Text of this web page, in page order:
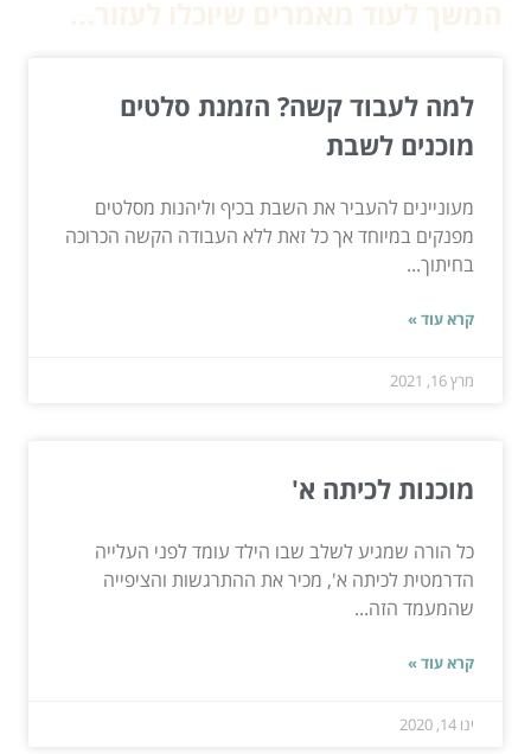
למה לעבוד קשה? הזמנת סלטים
מוכנים לשבת
מעוניינים להעביר את השבת בכיף וליהנות מסלטים
מפנקים במיוחד אך כל זאת ללא העבודה הקשה הכרוכה
בחיתוך...
קרא עוד »
מרץ 16, 2021
מוכנות לכיתה א'
כל הורה שמגיע לשלב שבו הילד עומד לפני העלייה
הדרמטית לכיתה א', מכיר את ההתרגשות והציפייה
שהמעמד הזה...
קרא עוד »
ינו 14, 2020